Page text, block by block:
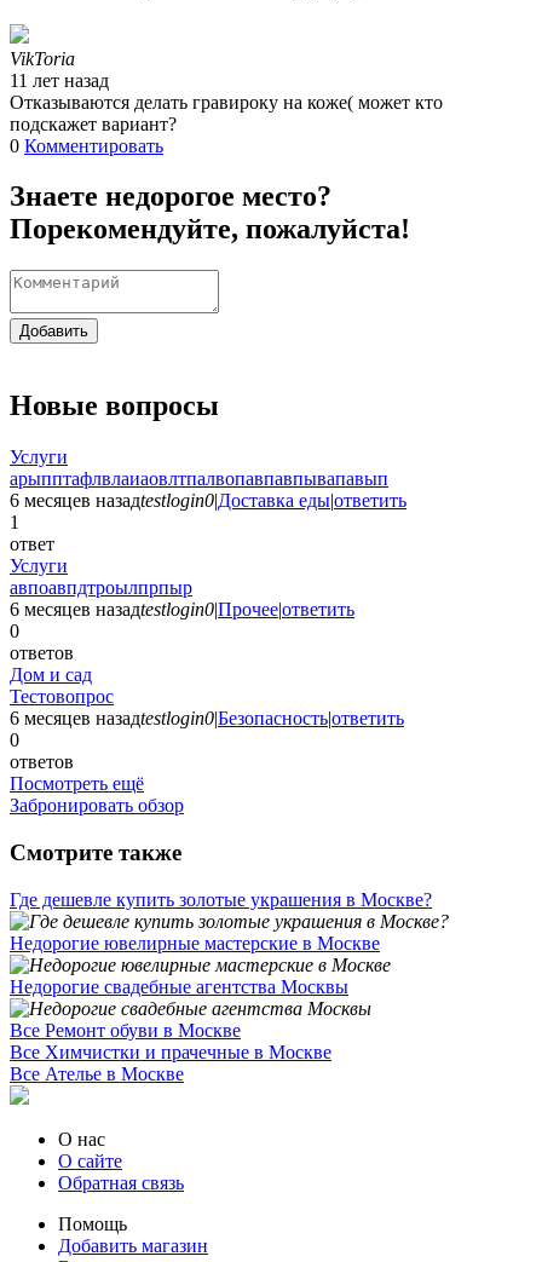
VikToria
11 лет назад
Отказываются делать гравироку на коже( может кто
подскажет вариант?
0 Комментировать
Знаете недорогое место?
Порекомендуйте, пожалуйста!
Добавить
Новые вопросы
Услуги
арыпптафлвлаиаовлтпалвопавпавпывапавып
6 месяцев назадtestlogin0|Доставка еды|ответить
1
ответ
Услуги
авпоавпдтроылпрпыр
6 месяцев назадtestlogin0|Прочее|ответить
0
ответов
Дом и сад
Тестовопрос
6 месяцев назадtestlogin0|Безопасность|ответить
0
ответов
Посмотреть ещё
Забронировать обзор
Смотрите также
Где дешевле купить золотые украшения в Москве?
Недорогие ювелирные мастерские в Москве
Недорогие свадебные агентства Москвы
Все Ремонт обуви в Москве
Все Химчистки и прачечные в Москве
Все Ателье в Москве
О нас
О сайте
Обратная связь
Помощь
Добавить магазин